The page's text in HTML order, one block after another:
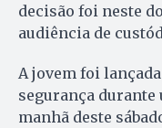
decisão foi neste
audiência de
A jovem foi
segurança durante
manhã deste